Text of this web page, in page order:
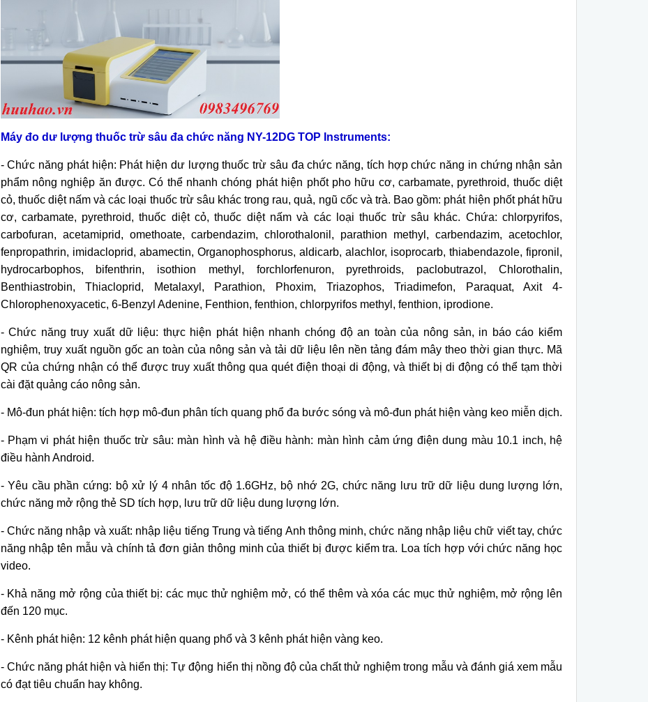
Máy đo dư lượng thuốc trừ sâu đa chức năng NY-12DG TOP Instruments:
-Chức năng phát hiện: Phát hiện dư lượng thuốc trừ sâu đa chức năng, tích hợp chức năng in chứng nhận sản
phẩm nông nghiệp ăn được. Có thể nhanh chóng phát hiện phốt pho hữu cơ, carbamate, pyrethroid, thuốc diệt
cỏ, thuốc diệt nấm và các loại thuốc trừ sâu khác trong rau, quả, ngũ cốc và trà. Bao gồm: phát hiện phốt phát hữu
cơ, carbamate, pyrethroid, thuốc diệt cỏ, thuốc diệt nấm và các loại thuốc trừ sâu khác. Chứa: chlorpyrifos,
carbofuran, acetamiprid, omethoate, carbendazim, chlorothalonil, parathion methyl, carbendazim, acetochlor,
fenpropathrin, imidacloprid, abamectin, Organophosphorus, aldicarb, alachlor, isoprocarb, thiabendazole, fipronil,
hydrocarbophos, bifenthrin, isothion methyl, forchlorfenuron, pyrethroids, paclobutrazol, Chlorothalin,
Benthiastrobin, Thiacloprid, Metalaxyl, Parathion, Phoxim, Triazophos, Triadimefon, Paraquat, Axit 4-
Chlorophenoxyacetic, 6-Benzyl Adenine, Fenthion, fenthion, chlorpyrifos methyl, fenthion, iprodione.
-Chức năng truy xuất dữ liệu: thực hiện phát hiện nhanh chóng độ an toàn của nông sản, in báo cáo kiểm
nghiệm, truy xuất nguồn gốc an toàn của nông sản và tải dữ liệu l ên nền tảng đám mây theo thời gian thực. Mã
QR của chứng nhận có thể được truy xuất thông qua quét điện thoại di động, và thiết bị di động có thể tạm thời
cài đặt quảng cáo nông sản.
-Mô-đun phát hiện: tích hợp mô-đun phân tích quang phổ đa bước sóng và mô-đun phát hiện vàng keo miễn dịch.
-Phạm vi phát hiện thuốc trừ sâu: màn hình và hệ điều hành: màn hình cảm ứng điện dung màu 10.1 inch, hệ
điều hành Android.
- Yêu cầu phần cứng: bộ xử lý 4 nhân tốc độ 1.6GHz, bộ nhớ 2G, chức năng lưu trữ dữ liệu dung lượng lớn,
chức năng mở rộng thẻ SD tích hợp, lưu trữ dữ liệu dung lượng lớn.
-Chức năng nhập và xuất: nhập liệu tiếng Trung và tiếng Anh thông minh, chức năng nhập liệu chữ viết tay, chức
năng nhập tên mẫu và chính tả đơn giản thông minh của thiết bị được kiểm tra. Loa tích hợp với chức năng học
video.
-Khả năng mở rộng của thiết bị: các mục thử nghiệm mở, có thể thêm và xóa các mục thử nghiệm, mở rộng l ên
đến 120 mục.
-Kênh phát hiện: 12 kênh phát hiện quang phổ và 3 kênh phát hiện vàng keo.
- Chức năng phát hiện và hiển thị: Tự động hiển thị nồng độ của chất thử nghiệm trong mẫu và đánh giá xem mẫu
có đạt tiêu chuẩn hay không.